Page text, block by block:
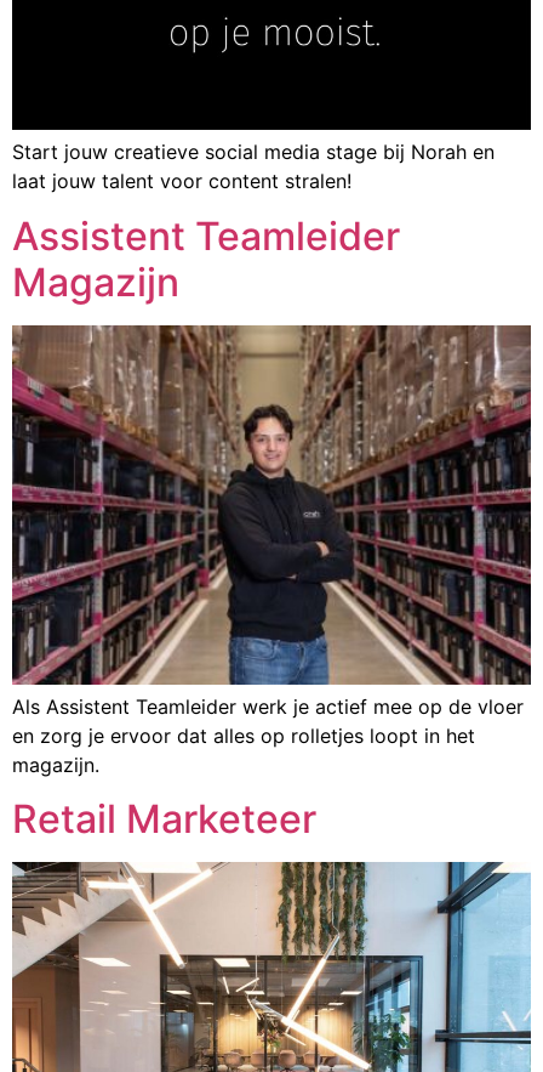
Start jouw creatieve social media stage bij Norah en
laat jouw talent voor content stralen!
Assistent Teamleider
Magazijn
Als Assistent Teamleider werk je actief mee op de vloer
en zorg je ervoor dat alles op rolletjes loopt in het
magazijn.
Retail Marketeer